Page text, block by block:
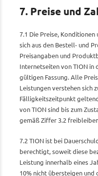
7. Preise und
7.1 Die Preise,
sich aus den Bestell- und
Preisangaben und
Internetseiten von TION in
gültigen Fassung. Alle
Leistungen verstehen sich
Fälligkeitszeitpunkt
von TION sind bis zum
gemäß Ziffer 3.2
7.2 TION ist bei
berechtigt, soweit diese
Leistung innerhalb eines
10% nicht übersteigen und